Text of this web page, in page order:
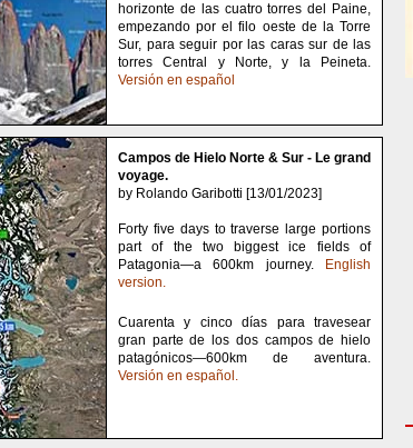
horizonte de las cuatro torres del Paine,
empezando por el filo oeste de la Torre
Sur, para seguir por las caras sur de las
torres Central y Norte, y la Peineta.
Versión en español
Campos de Hielo Norte & Sur - Le grand
voyage.
by Rolando Garibotti [13/01/2023]
Forty five days to traverse large portions
part of the two biggest ice fields of
Patagonia—a 600km journey.
English
version.
Cuarenta y cinco días para travesear
gran parte de los dos campos de hielo
patagónicos—600km de aventura.
Versión en español.